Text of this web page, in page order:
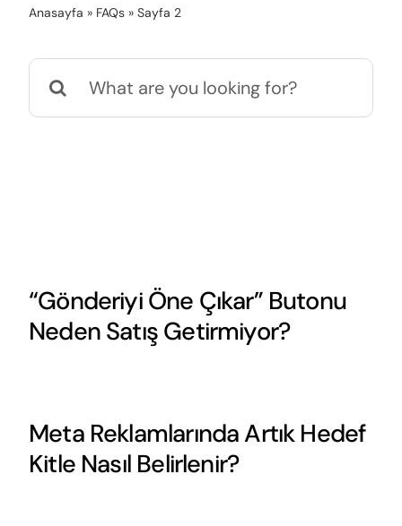
İletişim
Anasayfa » FAQs» Sayfa 2
Search
for:
“Gönderiyi Öne Çıkar” Butonu
Neden Satış Getirmiyor?
Meta Reklamlarında Artık Hedef
Kitle Nasıl Belirlenir?